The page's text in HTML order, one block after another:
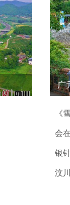
广
《
会
银
汶